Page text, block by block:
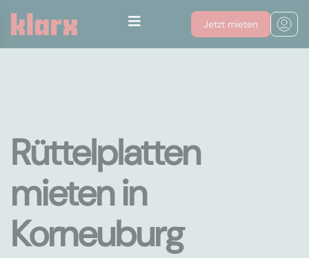
Jetzt mieten
Rüttelplatten
mieten in
Korneuburg